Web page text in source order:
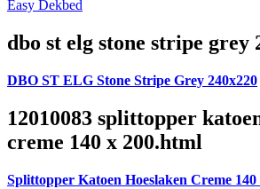
Easy Dekbed
dbo st elg stone stripe grey
DBO ST ELG Stone Stripe Grey 240x220
12010083 splittopper
creme 140 x 200.html
Splittopper Katoen Hoeslaken Creme 140